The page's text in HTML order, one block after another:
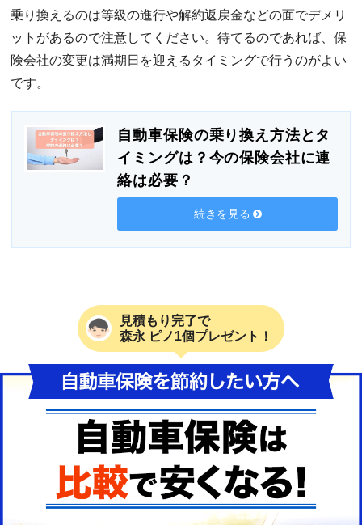
乗り換えるのは等級の進行や解約返戻金などの面でデメリ
ットがあるので注意してください。待てるのであれば、保
険会社の変更は満期日を迎えるタイミングで行うのがよい
です。
自動車保険の乗り換え方法とタ
イミングは？今の保険会社に連
絡は必要？
続きを見る
見積もり完了で
森永 ピノ1個プレゼント！